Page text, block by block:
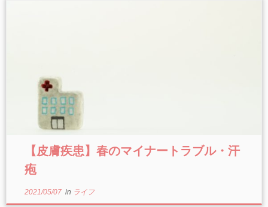
【皮膚疾患】春のマイナートラブル・汗
疱
2021/05/07in ライフ